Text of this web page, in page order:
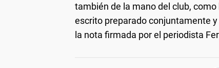
también de la mano del club,
escrito preparado conjuntamente
la nota firmada por el periodista